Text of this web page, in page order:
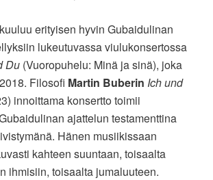
erityisen hyvin Gubaidulinan
lukeutuvassa viulukonsertossa
Du (Vuoropuhelu: Minä ja sinä), joka
Filosofi Martin Buberin Ich und
innoittama konsertto toimii
ajattelun testamenttina
Hänen musiikissaan
kahteen suuntaan, toisaalta
ihmisiin, toisaalta jumaluuteen.